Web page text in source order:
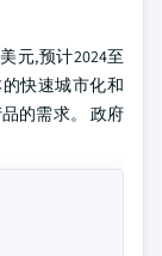
元,预计2024至
的快速城市化和
的需求。 政府